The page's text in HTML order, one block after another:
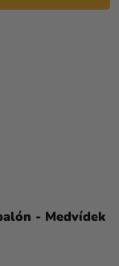
Fóliový balón - Medvídek